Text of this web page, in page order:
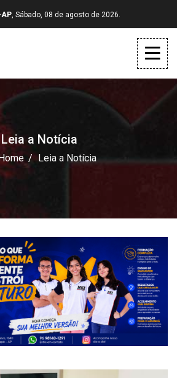
AP, Sábado, 08 de agosto de 2026.
Leia a Notícia
Leia a Notícia